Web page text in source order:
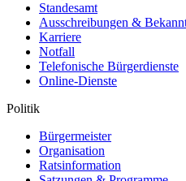
Standesamt
Ausschreibungen &
Karriere
Notfall
Telefonische Bürgerdienste
Online-Dienste
Politik
Bürgermeister
Organisation
Ratsinformation